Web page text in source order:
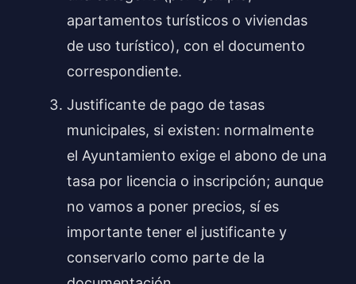
apartamentos turísticos o viviendas
de uso turístico), con el documento
correspondiente.
Justificante de pago de tasas
municipales, si existen: normalmente
el Ayuntamiento exige el abono de una
tasa por licencia o inscripción; aunque
no vamos a poner precios, sí es
importante tener el justificante y
conservarlo como parte de la